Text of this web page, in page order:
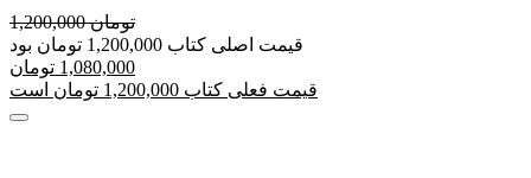
1,200,000 تومان
قیمت اصلی کتاب 1,200,000 تومان بود
1,080,000 تومان
قیمت فعلی کتاب 1,200,000 تومان است